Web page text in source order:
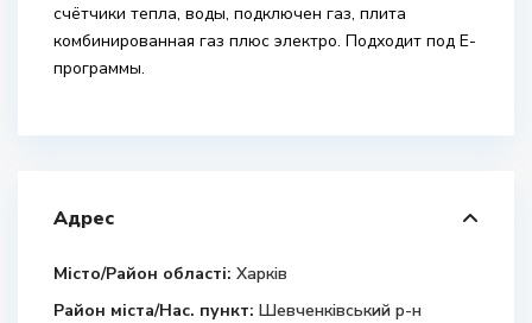
счётчики тепла, воды, подключен газ, плита
комбинированная газ плюс электро. Подходит под Е-
программы.
Адрес
Місто/Район області: Харків
Район міста/Нас. пункт: Шевченківський р-н